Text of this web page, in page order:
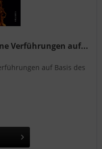
Verführungen auf...
auf Basis des